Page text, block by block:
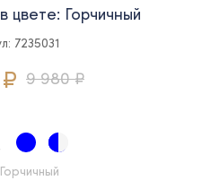
цвете: Горчичный
7235031
9 980 ₽